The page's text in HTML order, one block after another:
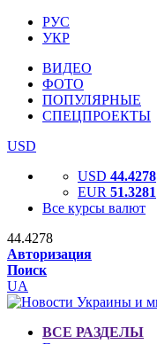
РУС
УКР
ВИДЕО
ФОТО
ПОПУЛЯРНЫЕ
СПЕЦПРОЕКТЫ
USD
USD 44.4278
EUR 51.3281
Все курсы валют
44.4278
Авторизация
Поиск
UA
ВСЕ РАЗДЕЛЫ